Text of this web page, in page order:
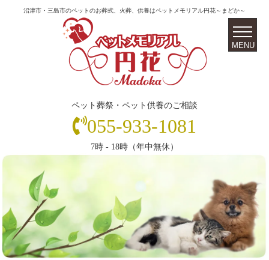
沼津市・三島市のペットのお葬式、火葬、供養はペットメモリアル円花～まどか～
ペット葬祭・ペット供養のご相談
055-933-1081
7時 - 18時（年中無休）